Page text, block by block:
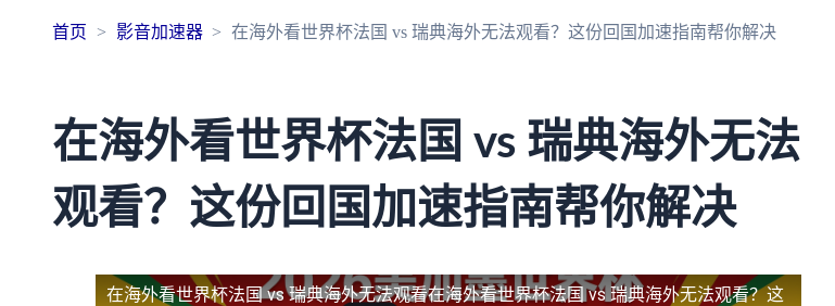
首页 影音加速器 在海外看世界杯法国 vs 瑞典海外无法观看？这份回国加速指南帮你解决
在海外看世界杯法国 vs 瑞典海外无法
观看？这份回国加速指南帮你解决
在海外看世界杯法国 vs 瑞典海外无法观看在海外看世界杯法国 vs 瑞典海外无法观看？这